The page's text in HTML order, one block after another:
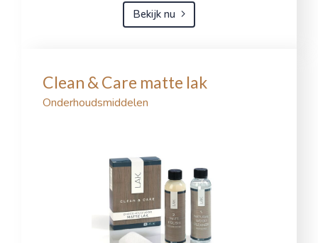
Bekijk nu
Clean & Care matte lak
Onderhoudsmiddelen